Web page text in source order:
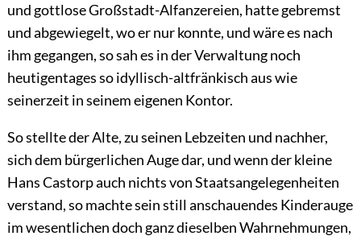
und gottlose Großstadt-Alfanzereien, hatte gebremst
und abgewiegelt, wo er nur konnte, und wäre es nach
ihm gegangen, so sah es in der Verwaltung noch
heutigentages so idyllisch-altfränkisch aus wie
seinerzeit in seinem eigenen Kontor.
So stellte der Alte, zu seinen Lebzeiten und nachher,
sich dem bürgerlichen Auge dar, und wenn der kleine
Hans Castorp auch nichts von Staatsangelegenheiten
verstand, so machte seinstill anschauendes Kinderauge
im wesentlichen doch ganz dieselben Wahrnehmungen,